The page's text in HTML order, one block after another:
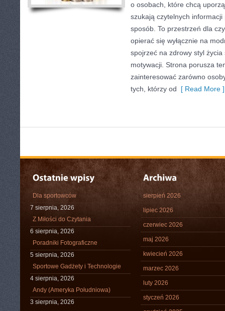
o osobach, które chcą
szukają czytelnych informacji
sposób. To przestrzeń dla
opierać się wyłącznie na
spojrzeć na zdrowy styl
motywacji. Strona porusza
zainteresować zarówno
tych, którzy od [ Read More ]
Dla sportowców
7 sierpnia, 2026
Z Miłości do Czytania
6 sierpnia, 2026
Poradniki Fotograficzne
5 sierpnia, 2026
Sportowe Gadżety i Technologie
4 sierpnia, 2026
Andy (Ameryka Południowa)
3 sierpnia, 2026
sierpień 2026
lipiec 2026
czerwiec 2026
maj 2026
kwiecień 2026
marzec 2026
luty 2026
styczeń 2026